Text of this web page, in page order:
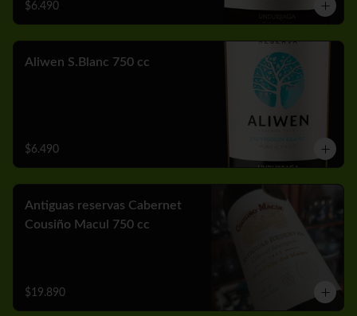
$6.490
Aliwen S.Blanc 750 cc
$6.490
Antiguas reservas Cabernet
Cousiño Macul 750 cc
$19.890